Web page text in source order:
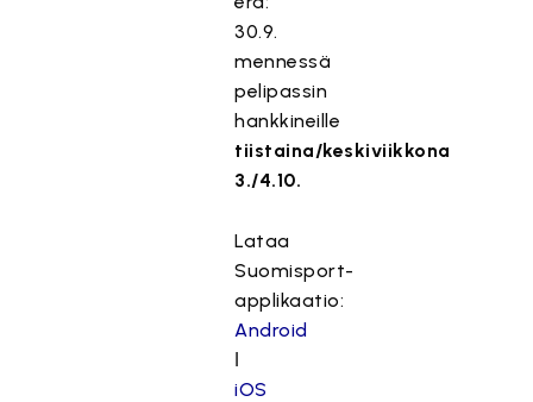
30.9.
mennessä
pelipassin
hankkineille
tiistaina/keskiviikkona
3./4.10.
Lataa
Suomisport-
applikaatio:
Android
ǀ
iOS